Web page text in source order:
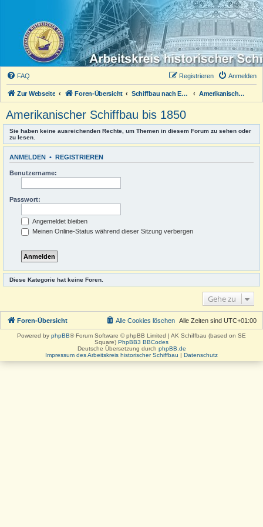
FAQ Anmelden
Registrieren
Zur Webseite Foren-Übersicht Schiffbau nach Epochen Amerikanischer Schiffbau bis 1850
Amerikanischer Schiffbau bis 1850
Sie haben keine ausreichenden Rechte, um Themen in diesem Forum zu sehen oder
zu lesen.
ANMELDEN • REGISTRIEREN
Benutzername:
Passwort:
Angemeldet bleiben
Meinen Online-Status während dieser Sitzung verbergen
Diese Kategorie hat keine Foren.
Gehe zu
Foren-Übersicht Alle Zeiten sind UTC+01:00
Alle Cookies löschen
Powered by phpBB® Forum Software © phpBB Limited | AK Schiffbau (based on SE
Square) PhpBB3 BBCodes
Deutsche Übersetzung durch phpBB.de
Impressum des Arbeitskreis historischer Schiffbau | Datenschutz